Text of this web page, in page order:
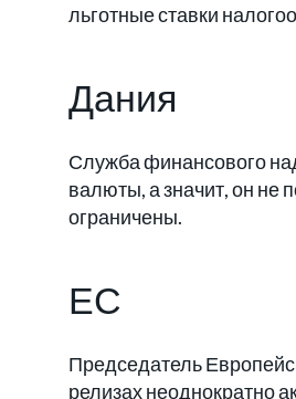
льготные ставки
Дания
Служба финансового
валюты, а значит, он не
ограничены.
ЕС
Председатель
релизах неоднократно